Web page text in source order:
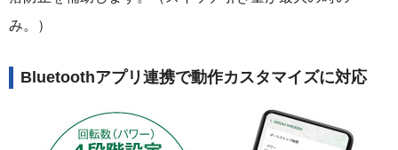
み。）
Bluetoothアプリ連携で動作カスタマイズに対応